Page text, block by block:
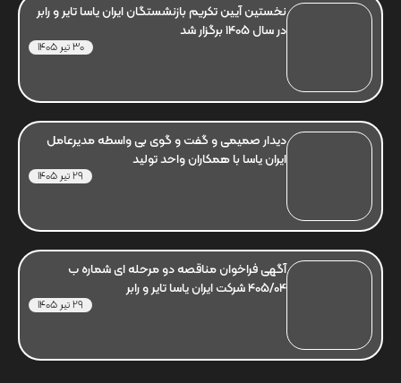
نخستین آیین تکریم بازنشستگان ایران یاسا تایر و رابر
در سال 1405 برگزار شد
30 تیر 1405
دیدار صمیمی و گفت و گوی بی واسطه مدیرعامل
ایران یاسا با همکاران واحد تولید
29 تیر 1405
آگهی فراخوان مناقصه دو مرحله ای شماره ب
405/04 شرکت ایران یاسا تایر و رابر
29 تیر 1405